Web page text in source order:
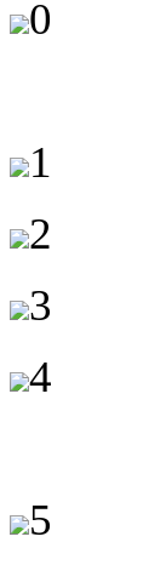
0
1
2
3
4
5